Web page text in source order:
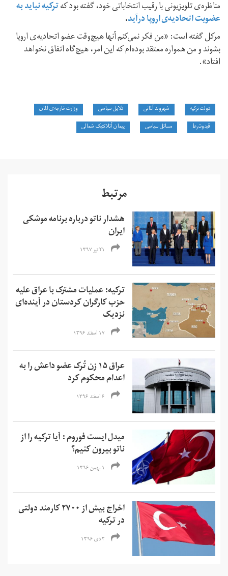
مناظره‌ی تلویزیونی با رقیب انتخاباتی خود، گفته بود کهترکیه نباید به
عضویت اتحادیه‌ی اروپا درآید.
مرکل گفته است: «من فکر نمی‌کنم آنها هیچ‌وقت عضو اتحادیه‌ی اروپا
بشوند و من همواره معتقد بوده‌ام که این امر، هیچ‌گاه اتفاق نخواهد
افتاد».
دولت ترکیه شهروند آلمانی دلایل سیاسی
وزارت خارجه‌ی آلمان
قیدوشرط
مسائل سیاسی پیمان آتلانتیک شمالی
مرتبط
هشدار ناتو درباره برنامه موشکی
ایران
۲۱ تیر ۱۳۹۷
ترکیه: عملیات مشترک با عراق علیه
حزب کارگران کردستان در آینده‌ای
نزدیک
۱۷ اسفند ۱۳۹۶
عراق ۱۵ زن تُرک عضو داعش را به
اعدام محکوم کرد
۶ اسفند ۱۳۹۶
میدل ایست فوروم : آیا ترکیه را از
ناتو بیرون کنیم؟
۱ بهمن ۱۳۹۶
اخراج بیش از ۲۷۰۰ کارمند دولتی
در ترکیه
۳ دی ۱۳۹۶